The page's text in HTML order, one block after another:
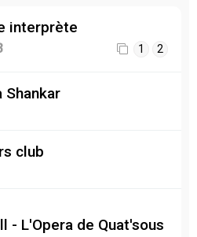
interprète
1 2
Shankar
club
- L'Opera de Quat'sous